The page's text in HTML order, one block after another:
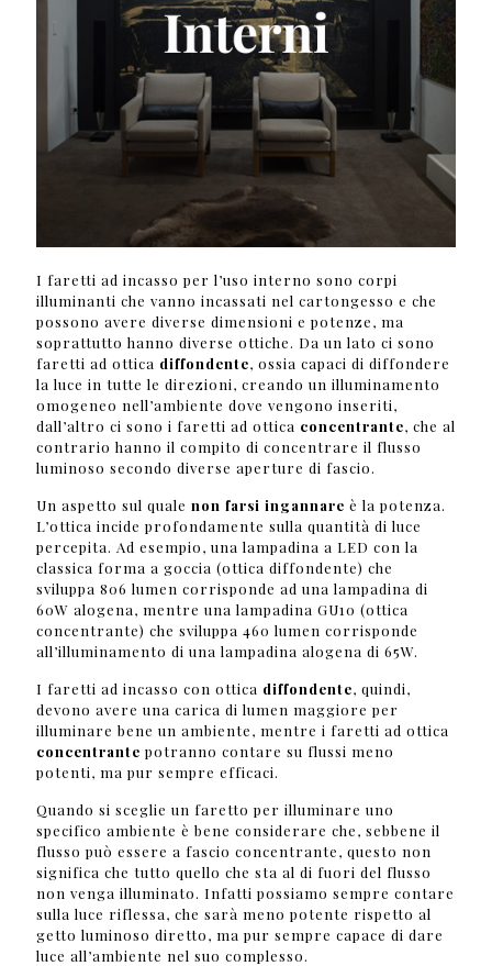
I faretti ad incasso per l’uso interno sono corpi
illuminanti che vanno incassati nel cartongesso e che
possono avere diverse dimensioni e potenze, ma
soprattutto hanno diverse ottiche. Da un lato ci sono
faretti ad ottica diffondente, ossia capaci di diffondere
la luce in tutte le direzioni, creando un illuminamento
omogeneo nell’ambiente dove vengono inseriti,
dall’altro ci sono i faretti ad ottica concentrante, che al
contrario hanno il compito di concentrare il flusso
luminoso secondo diverse aperture di fascio.
Un aspetto sul quale non farsi ingannare è la potenza.
L’ottica incide profondamente sulla quantità di luce
percepita. Ad esempio, una lampadina a LED con la
classica forma a goccia (ottica diffondente) che
sviluppa 806 lumen corrisponde ad una lampadina di
60W alogena, mentre una lampadina GU10 (ottica
concentrante) che sviluppa 460 lumen corrisponde
all’illuminamento di una lampadina alogena di 65W.
I faretti ad incasso con ottica diffondente, quindi,
devono avere una carica di lumen maggiore per
illuminare bene un ambiente, mentre i faretti ad ottica
concentrante potranno contare su flussi meno
potenti, ma pur sempre efficaci.
Quando si sceglie un faretto per illuminare uno
specifico ambiente è bene considerare che, sebbene il
flusso può essere a fascio concentrante, questo non
significa che tutto quello che sta al di fuori del flusso
non venga illuminato. Infatti possiamo sempre contare
sulla luce riflessa, che sarà meno potente rispetto al
getto luminoso diretto, ma pur sempre capace di dare
luce all’ambiente nel suo complesso.